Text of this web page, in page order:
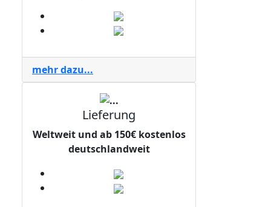
mehr dazu...
Lieferung
Weltweit und ab 150€ kostenlos
deutschlandweit